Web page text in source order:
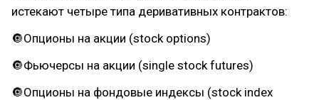
истекают четыре типа деривативных контрактов:
🔘Опционы на акции (stock options)
🔘Фьючерсы на акции (single stock futures)
🔘Опционы на фондовые индексы (stock index